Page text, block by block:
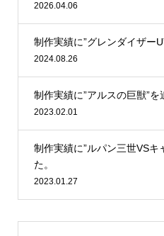
2026.04.06
制作実績に”グレンダイザー
2024.08.26
制作実績に”アルスの巨獣”を
2023.02.01
制作実績に”ルパン三世VSキ
た。
2023.01.27